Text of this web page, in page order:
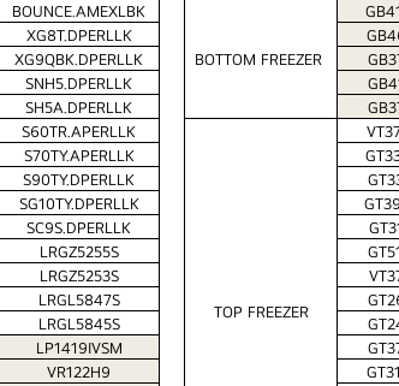
BOUNCE.AMEXLBK
BOTTOM FREEZER
XG8T.DPERLLK
XG9QBK.DPERLLK
SNH5.DPERLLK
SH5A.DPERLLK
S60TR.APERLLK
TOP FREEZER
S70TY.APERLLK
S90TY.DPERLLK
SG10TY.DPERLLK
SC9S.DPERLLK
LRGZ5255S
LRGZ5253S
LRGL5847S
LRGL5845S
LP1419IVSM
VR122H9